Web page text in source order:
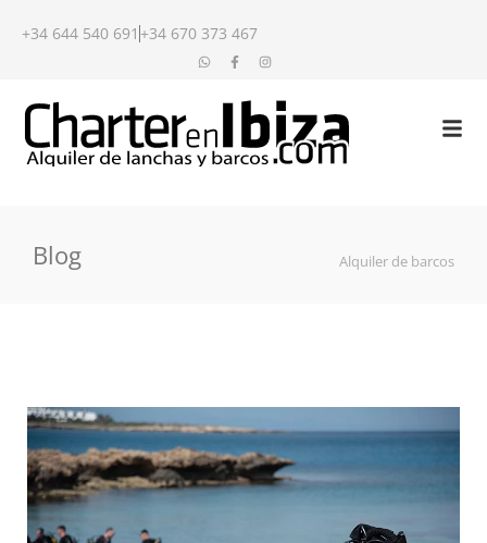
+34 644 540 691 +34 670 373 467
Blog Alquiler de barcos